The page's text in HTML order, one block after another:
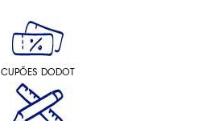
CUPÕES DODOT